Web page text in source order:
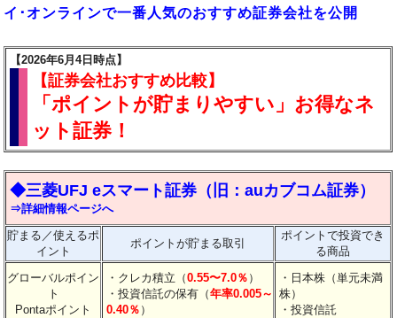
イ･オンラインで一番人気のおすすめ証券会社を公開
【2026年6月4日時点】
【証券会社おすすめ比較】
「ポイントが貯まりやすい」お得なネ
ット証券！
◆三菱UFJ eスマート証券（旧：auカブコム証券）
⇒詳細情報ページへ
貯まる／使えるポ
イント
ポイントが貯まる取引
ポイントで投資でき
る商品
グローバルポイン
ト
Pontaポイント
・クレカ積立（0.55〜7.0％ ）
・投資信託の保有（年率0.005～
0.40％ ）
・日本株（単元未満
株）
・投資信託